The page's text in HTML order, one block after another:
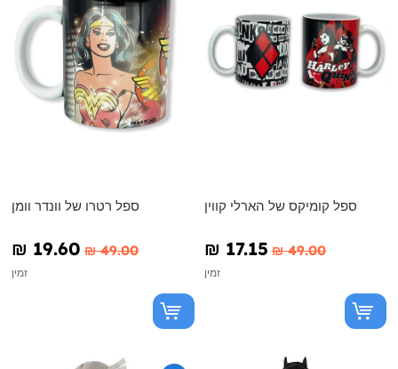
ספל רטרו של וונדר וומן
₪‎ 19.60 ₪‎ 49.00
זמין
ספל קומיקס של הארלי קווין
₪‎ 17.15 ₪‎ 49.00
זמין